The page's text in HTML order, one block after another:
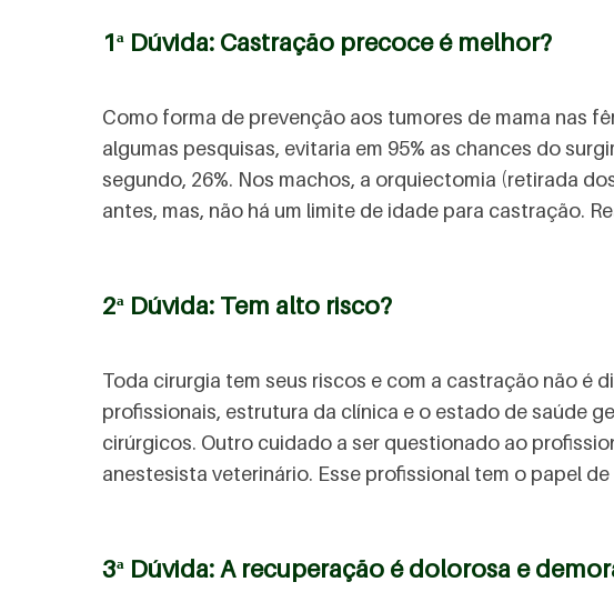
1ª Dúvida: Castração precoce é melhor?
Como forma de prevenção aos tumores de mama nas
algumas pesquisas, evitaria em 95% as chances do
segundo, 26%. Nos machos, a orquiectomia (retirada
antes, mas, não há um limite de idade para castração.
2ª Dúvida: Tem alto risco?
Toda cirurgia tem seus riscos e com a castração não é
profissionais, estrutura da clínica e o estado de saúde
cirúrgicos. Outro cuidado a ser questionado ao
anestesista veterinário. Esse profissional tem o papel
3ª Dúvida: A recuperação é dolorosa e